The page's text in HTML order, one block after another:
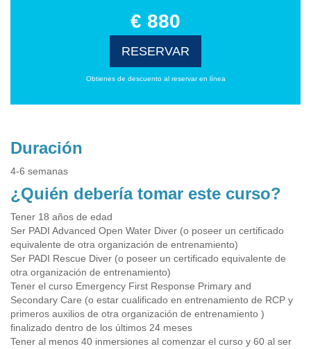
€ 880
RESERVAR
Obtienes de descuento al reservar en línea
Duración
4-6 semanas
¿Quién debería tomar este curso?
Tener 18 años de edad
Ser PADI Advanced Open Water Diver (o poseer un certificado
equivalente de otra organización de entrenamiento)
Ser PADI Rescue Diver (o poseer un certificado equivalente de
otra organización de entrenamiento)
Tener el curso Emergency First Response Primary and
Secondary Care (o estar cualificado en entrenamiento de RCP y
primeros auxilios de otra organización de entrenamiento )
finalizado dentro de los últimos 24 meses
Tener al menos 40 inmersiones al comenzar el curso y 60 al ser